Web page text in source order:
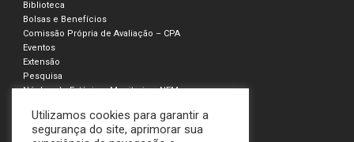
Biblioteca
Bolsas e Benefícios
Comissão Própria de Avaliação – CPA
Eventos
Extensão
Pesquisa
Núcleo de Estágio e Monitoria – NEM
Compliance – Ouvidoria
Utilizamos cookies para garantir a
segurança do site, aprimorar sua